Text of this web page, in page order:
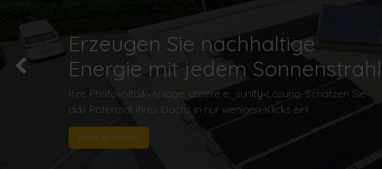
Erzeugen Sie nachhaltige
Energie mit jedem Sonnenstrahl
Ihre Photovoltaik‑Anlage, unsere e_sunity‑Lösung. Schätzen Sie
das Potenzial Ihres Dachs in nur wenigen Klicks ein!
Mehr erfahren
Précédent